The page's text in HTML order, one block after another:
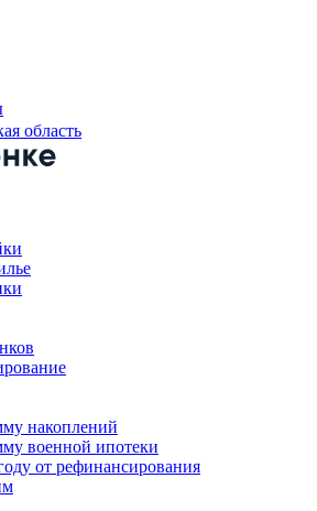
область
накоплений
военной ипотеки
от рефинансирования